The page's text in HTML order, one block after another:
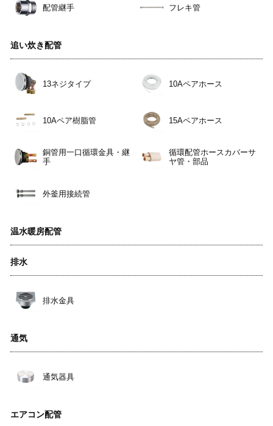
配管継手 フレキ管
追い炊き配管
13ネジタイプ 10Aペアホース
10Aペア樹脂管 15Aペアホース
銅管用一口循環金具・継
手
循環配管ホースカバーサ
ヤ管・部品
外釜用接続管
温水暖房配管
排水
排水金具
通気
通気器具
エアコン配管